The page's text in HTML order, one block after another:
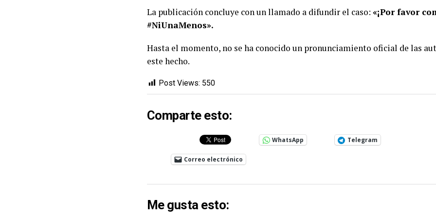
La publicación concluye con un llamado a difundir el caso: «¡Por favor
#NiUnaMenos».
Hasta el momento, no se ha conocido un pronunciamiento oficial de las
este hecho.
Post Views: 550
Comparte esto:
WhatsApp Telegram
Correo electrónico
Me gusta esto: